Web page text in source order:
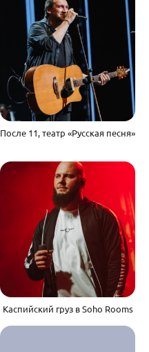
После 11, театр «Русская песня»
Каспийский груз в Soho Rooms